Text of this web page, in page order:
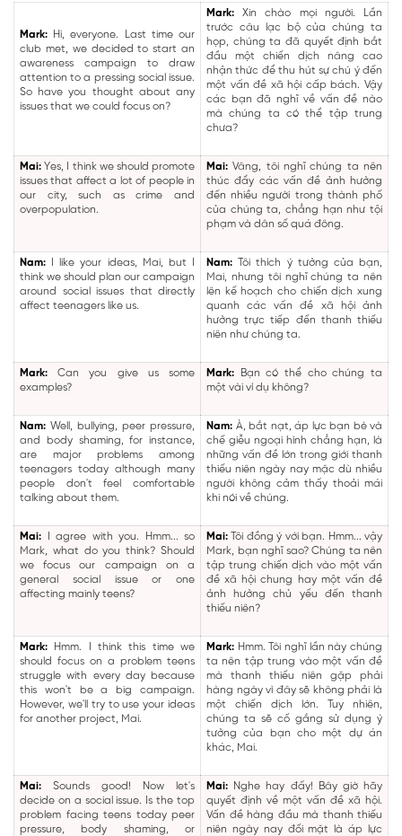
Mark: Hi, everyone. Last time our
club met, we decided to start an
awareness campaign to draw
attention to a pressing social issue.
So have you thought about any
issues that we could focus on?
Mark: Xin chào mọi người. Lần
trước câu lạc bộ của chúng ta
họp, chúng ta đã quyết định bắt
đầu một chiến dịch nâng cao
nhận thức để thu hút sự chú ý đến
một vấn đề xã hội cấp bách. Vậy
các bạn đã nghĩ về vấn đề nào
mà chúng ta có thể tập trung
chưa?
Mai: Yes, I think we should promote
issues that affect a lot of people in
our city, such as crime and
overpopulation.
Mai: Vâng, tôi nghĩ chúng ta nên
thúc đẩy các vấn đề ảnh hưởng
đến nhiều người trong thành phố
của chúng ta, chẳng hạn như tội
phạm và dân số quá đông.
Nam: I like your ideas, Mai, but I
think we should plan our campaign
around social issues that directly
affect teenagers like us.
Nam: Tôi thích ý tưởng của bạn,
Mai, nhưng tôi nghĩ chúng ta nên
lên kế hoạch cho chiến dịch xung
quanh các vấn đề xã hội ảnh
hưởng trực tiếp đến thanh thiếu
niên như chúng ta.
Mark: Can you give us some
examples?
Mark: Bạn có thể cho chúng ta
một vài ví dụ không?
Nam: Well, bullying, peer pressure,
and body shaming, for instance,
are major problems among
teenagers today although many
people don't feel comfortable
talking about them.
Nam: À, bắt nạt, áp lực bạn bè và
chế giễu ngoại hình chẳng hạn, là
những vấn đề lớn trong giới thanh
thiếu niên ngày nay mặc dù nhiều
người không cảm thấy thoải mái
khi nói về chúng.
Mai: I agree with you. Hmm... so
Mark, what do you think? Should
we focus our campaign on a
general social issue or one
affecting mainly teens?
Mai: Tôi đồng ý với bạn. Hmm... vậy
Mark, bạn nghĩ sao? Chúng ta nên
tập trung chiến dịch vào một vấn
đề xã hội chung hay một vấn đề
ảnh hưởng chủ yếu đến thanh
thiếu niên?
Mark: Hmm. I think this time we
should focus on a problem teens
struggle with every day because
this won't be a big campaign.
However, we'll try to use your ideas
for another project, Mai.
Mark: Hmm. Tôi nghĩ lần này chúng
ta nên tập trung vào một vấn đề
mà thanh thiếu niên gặp phải
hàng ngày vì đây sẽ không phải là
một chiến dịch lớn. Tuy nhiên,
chúng ta sẽ cố gắng sử dụng ý
tưởng của bạn cho một dự án
khác, Mai.
Mai: Sounds good! Now let's
decide on a social issue. Is the top
problem facing teens today peer
pressure, body shaming, or
Mai: Nghe hay đấy! Bây giờ hãy
quyết định về một vấn đề xã hội.
Vấn đề hàng đầu mà thanh thiếu
niên ngày nay đối mặt là áp lực